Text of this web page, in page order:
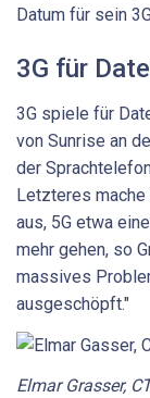
Datum für sein
3G für
3G spiele für
von Sunrise an
der
Letzteres
aus, 5G etwa
mehr gehen, so
massives
ausgeschöpft."
Elmar Grasser,